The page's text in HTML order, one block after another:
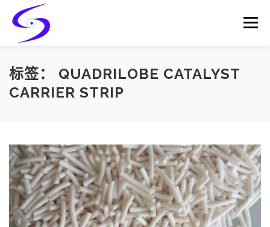
content
Menu
HOME PRODUCTS CATALYST-CARRIER
标签： QUADRILOBE CATALYST
CARRIER STRIP